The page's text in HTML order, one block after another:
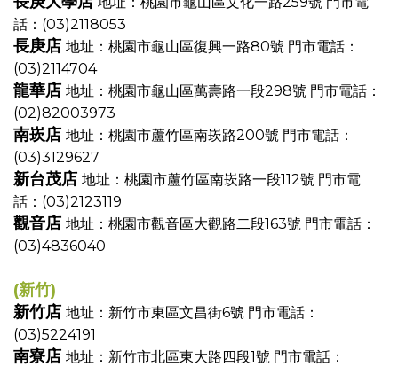
話：(03)2118053
長庚店 地址：桃園市龜山區復興一路80號 門市電話：
(03)2114704
龍華店 地址：桃園市龜山區萬壽路一段298號 門市電話：
(02)82003973
南崁店 地址：桃園市蘆竹區南崁路200號 門市電話：
(03)3129627
新台茂店 地址：桃園市蘆竹區南崁路一段112號 門市電
話：(03)2123119
觀音店 地址：桃園市觀音區大觀路二段163號 門市電話：
(03)4836040
(新竹)
新竹店 地址：新竹市東區文昌街6號 門市電話：
(03)5224191
南寮店 地址：新竹市北區東大路四段1號 門市電話：